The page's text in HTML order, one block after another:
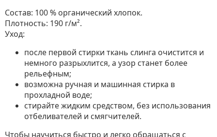
Состав: 100 % органический хлопок.
Плотность: 190 г/м².
Уход:
после первой стирки ткань слинга очистится и
немного разрыхлится, а узор станет более
рельефным;
возможна ручная и машинная стирка в
прохладной воде;
стирайте жидким средством, без использования
отбеливателей и смягчителей.
Чтобы научиться быстро и легко обращаться с